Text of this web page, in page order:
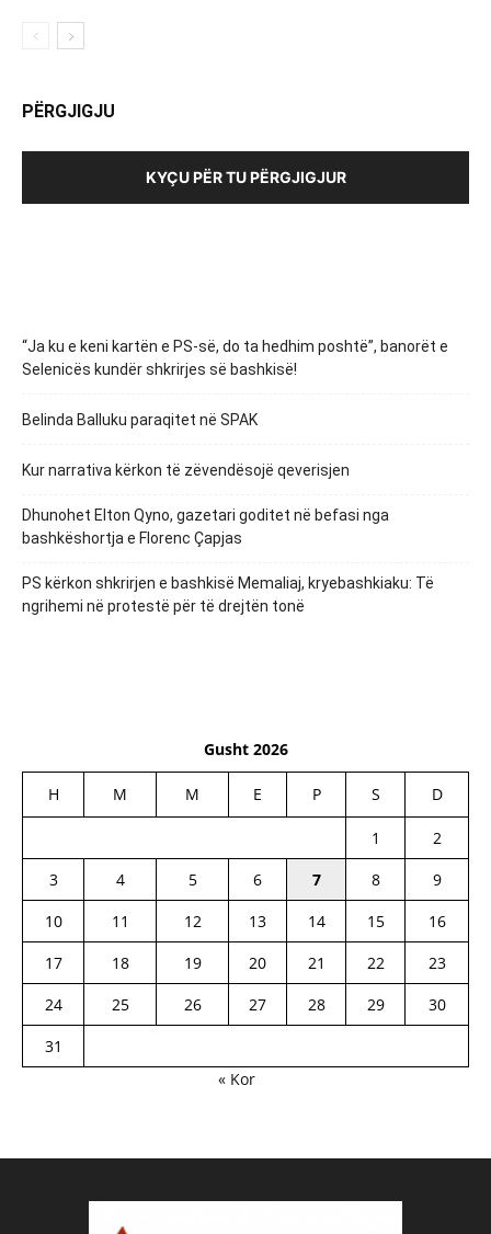
PËRGJIGJU
KYÇU PËR TU PËRGJIGJUR
“Ja ku e keni kartën e PS-së, do ta hedhim poshtë”, banorët e
Selenicës kundër shkrirjes së bashkisë!
Belinda Balluku paraqitet në SPAK
Kur narrativa kërkon të zëvendësojë qeverisjen
Dhunohet Elton Qyno, gazetari goditet në befasi nga
bashkëshortja e Florenc Çapjas
PS kërkon shkrirjen e bashkisë Memaliaj, kryebashkiaku: Të
ngrihemi në protestë për të drejtën tonë
Gusht 2026
H M M E P S D
1
2
3
4 5 6 7 8
9
10
11 12 13 14 15
16
17
18 19 20 21 22
23
24
25 26 27 28 29
30
31
« Kor